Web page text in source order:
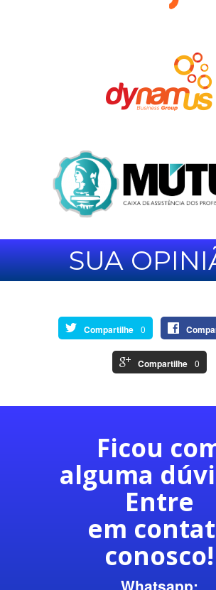
SUA
0
Compartilhe
0
Compartilhe
Ficou
alguma
Entre
em
conosco!